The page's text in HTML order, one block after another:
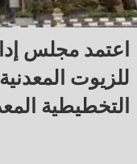
اعتمد مجلس
للزيوت
التخطيطية